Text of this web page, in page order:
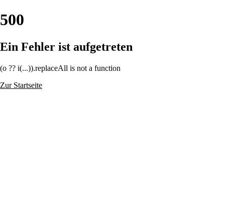
500
Ein Fehler ist aufgetreten
(o ?? i(...)).replaceAll is not a function
Zur Startseite